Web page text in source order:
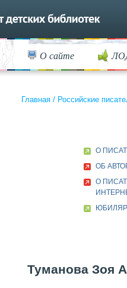
О сайте
Главная / Российские
О
ОБ
О
ЮБИЛЯР
Туманова Зоя